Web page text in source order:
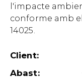
l'impacte
conforme amb
14025.
Client:
Abast: